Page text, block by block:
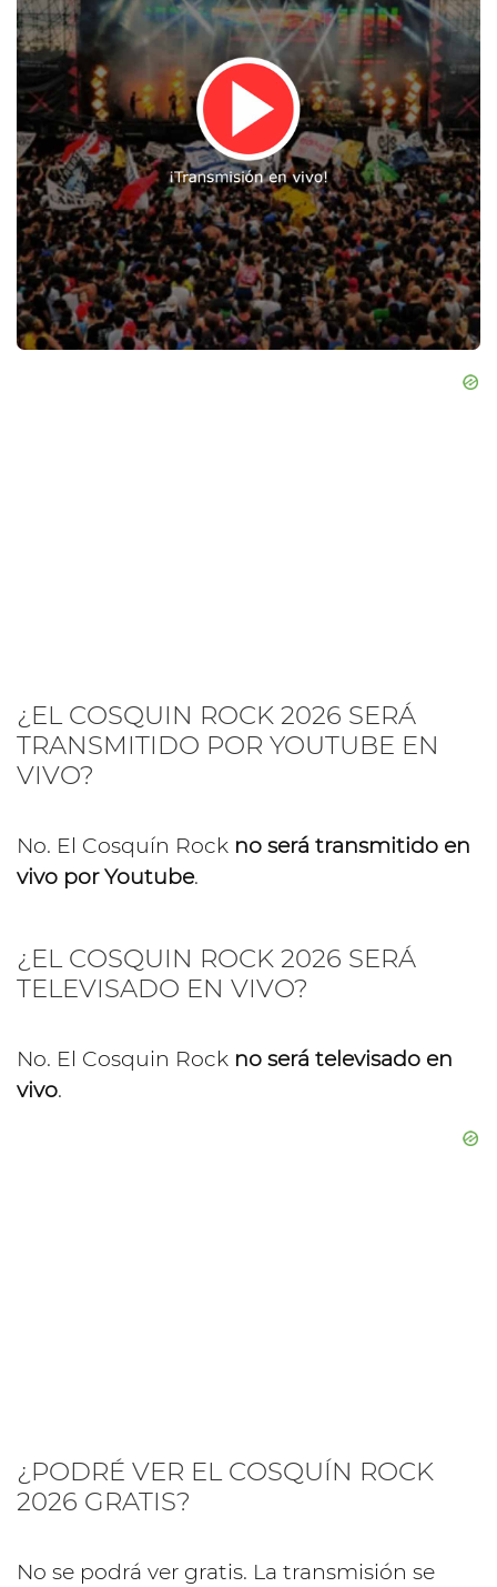
¿EL COSQUIN ROCK 2026 SERÁ
TRANSMITIDO POR YOUTUBE EN
VIVO?
No. El Cosquín Rock no será transmitido en
vivo por Youtube.
¿EL COSQUIN ROCK 2026 SERÁ
TELEVISADO EN VIVO?
No. El Cosquin Rock no será televisado en
vivo.
¿PODRÉ VER EL COSQUÍN ROCK
2026 GRATIS?
No se podrá ver gratis. La transmisión se